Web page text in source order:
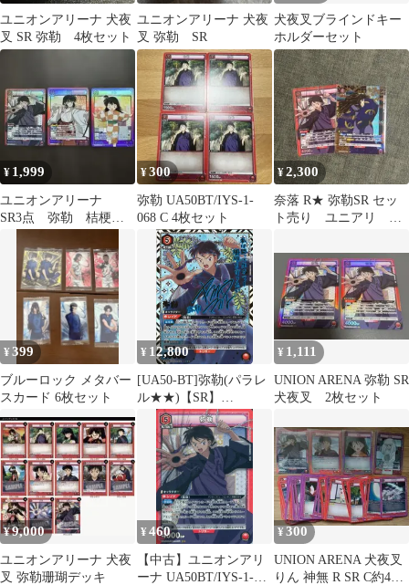
ユニオンアリーナ 犬夜
叉 SR 弥勒 4枚セット
ユニオンアリーナ 犬夜
叉 弥勒 SR
犬夜叉ブラインドキー
ホルダーセット
¥ 1,999
ユニオンアリーナ
SR3点 弥勒 桔梗
¥300
弥勒 UA50BT/IYS-1-
068 C 4枚セット
¥2,300
奈落 R★ 弥勒SR セッ
ト売り ユニアリ 犬
¥399
ブルーロック メタバー
スカード 6枚セット
¥ 12,800
[UA50-BT]弥勒(パラレ
ル★★)【SR】
UA50BT/IYS-1-071
ITLYGESXI3G0
¥ 1,111
UNION ARENA 弥勒 SR
犬夜叉 2枚セット
¥9,000
ユニオンアリーナ 犬夜
叉 弥勒珊瑚デッキ
¥460
【中古】ユニオンアリ
ーナ UA50BT/IYS-1-
¥300
UNION ARENA 犬夜叉
りん 神無 R SR C約40